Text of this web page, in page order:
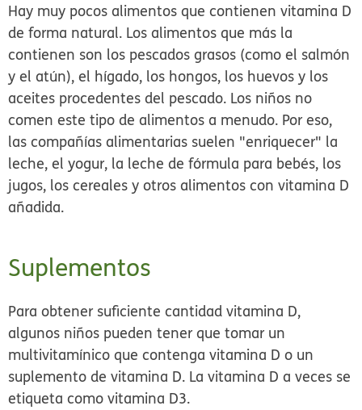
Hay muy pocos alimentos que contienen vitamina D
de forma natural. Los alimentos que más la
contienen son los pescados grasos (como el salmón
y el atún), el hígado, los hongos, los huevos y los
aceites procedentes del pescado. Los niños no
comen este tipo de alimentos a menudo. Por eso,
las compañías alimentarias suelen "enriquecer" la
leche, el yogur, la leche de fórmula para bebés, los
jugos, los cereales y otros alimentos con vitamina D
añadida.
Suplementos
Para obtener suficiente cantidad vitamina D,
algunos niños pueden tener que tomar un
multivitamínico que contenga vitamina D o un
suplemento de vitamina D. La vitamina D a veces se
etiqueta como vitamina D3.